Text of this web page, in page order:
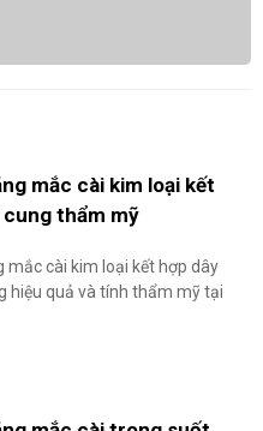
mắc cài kim loại kết
cung thẩm mỹ
mắc cài kim loại kết hợp dây
hiệu quả và tính thẩm mỹ tại